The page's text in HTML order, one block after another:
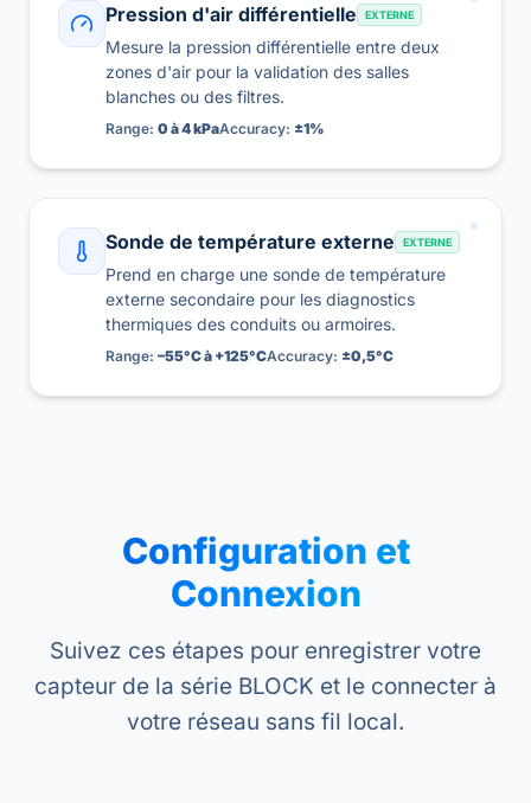
Pression d'air différentielle EXTERNE
Mesure la pression différentielle entre deux
zones d'air pour la validation des salles
blanches ou des filtres.
Range: 0 à 4 kPaAccuracy: ±1%
Sonde de température externe EXTERNE
Prend en charge une sonde de température
externe secondaire pour les diagnostics
thermiques des conduits ou armoires.
Range: –55°C à +125°CAccuracy: ±0,5°C
Configuration et
Connexion
Suivez ces étapes pour enregistrer votre
capteur de la série BLOCK et le connecter à
votre réseau sans fil local.